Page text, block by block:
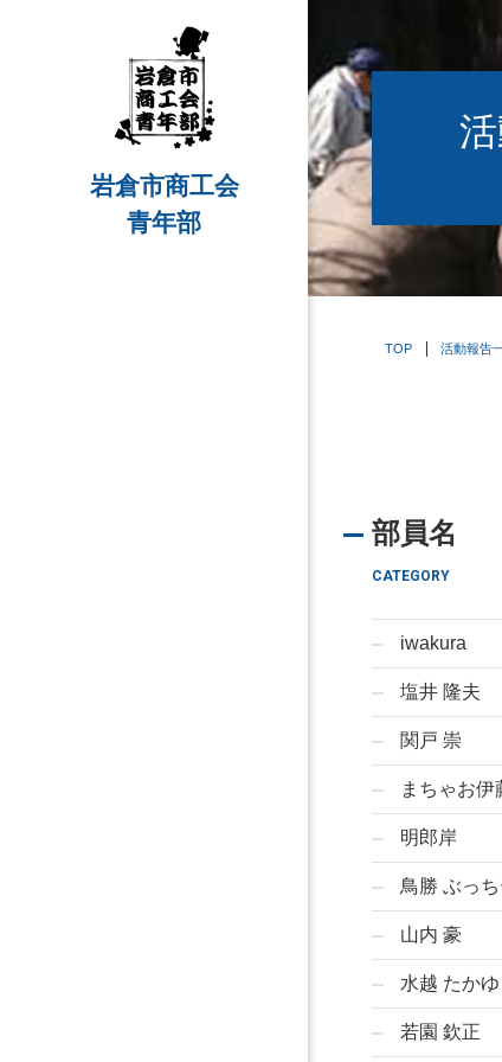
岩倉市商工会
青年部
TOP 活動報告
部員名
CATEGORY
iwakura
塩井 隆夫
関戸 崇
まちゃお伊
明郎岸
鳥勝 ぶっ
山内 豪
水越 たかゆ
若園 欽正